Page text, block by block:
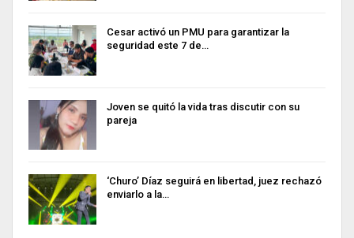
Cesar activó un PMU para garantizar la
seguridad este 7 de…
Joven se quitó la vida tras discutir con su
pareja
‘Churo’ Díaz seguirá en libertad, juez rechazó
enviarlo a la…